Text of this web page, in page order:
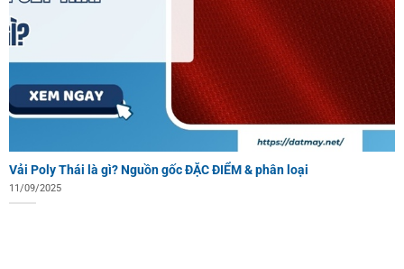
Vải Poly Thái là gì? Nguồn gốc ĐẶC ĐIỂM & phân loại
11/09/2025